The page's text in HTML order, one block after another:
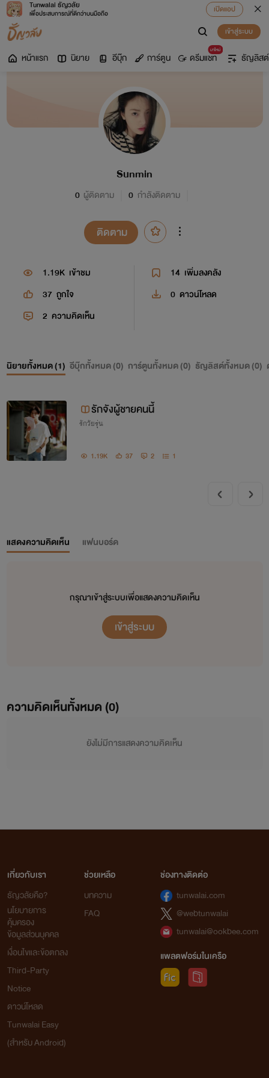
Tunwalai ธัญวลัย
เพื่อประสบการณ์ที่ดีกว่าบนมือถือ
เปิดแอป
เข้าสู่ระบบ
หน้าแรก นิยาย อีบุ๊ก การ์ตูน
มาใหม่
ดรีมแชท ธัญลิสต์
Sunmin
0 ผู้ติดตาม 0 กำลังติดตาม
ติดตาม
1.19K เข้าชม 14 เพิ่มลงคลัง
37 ถูกใจ 0 ดาวน์โหลด
2 ความคิดเห็น
นิยายทั้งหมด (1) อีบุ๊กทั้งหมด (0) การ์ตูนทั้งหมด (0) ธัญลิสต์ทั้งหมด (0)
รักจังผู้ชายคนนี้
รักวัยรุ่น
1.19K 37 2 1
แสดงความคิดเห็น แฟนบอร์ด
กรุณาเข้าสู่ระบบเพื่อแสดงความคิดเห็น
เข้าสู่ระบบ
ความคิดเห็นทั้งหมด (0)
ยังไม่มีการแสดงความคิดเห็น
เกี่ยวกับเรา
ธัญวลัยคือ?
นโยบายการ
คุ้มครอง
ข้อมูลส่วนบุคคล
เงื่อนไขและข้อตกลง
Third-Party
Notice
ดาวน์โหลด
Tunwalai Easy
(สำหรับ Android)
ช่วยเหลือ
บทความ
FAQ
ช่องทางติดต่อ
tunwalai.com
@webtunwalai
tunwalai@ookbee.com
แพลตฟอร์มในเครือ